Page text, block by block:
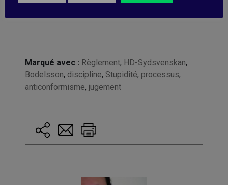
Marqué avec : Règlement, HD-Sydsvenskan,
Bodelsson, discipline, Stupidité, processus,
anticonformisme, jugement